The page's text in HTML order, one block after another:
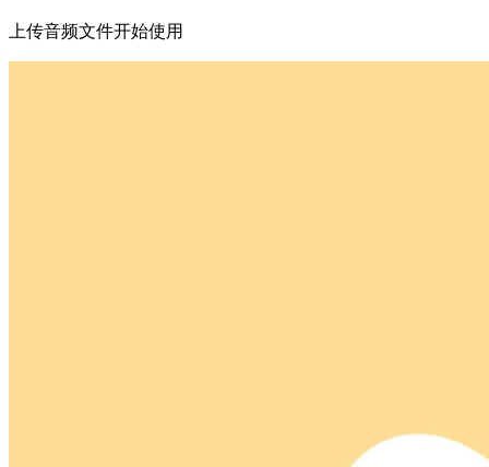
上传音频文件开始使用